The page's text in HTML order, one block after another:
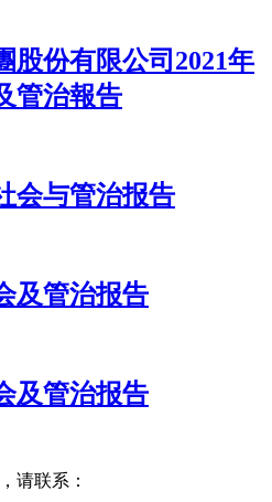
股份有限公司2021年
管治報告
会与管治报告
及管治报告
及管治报告
请联系：